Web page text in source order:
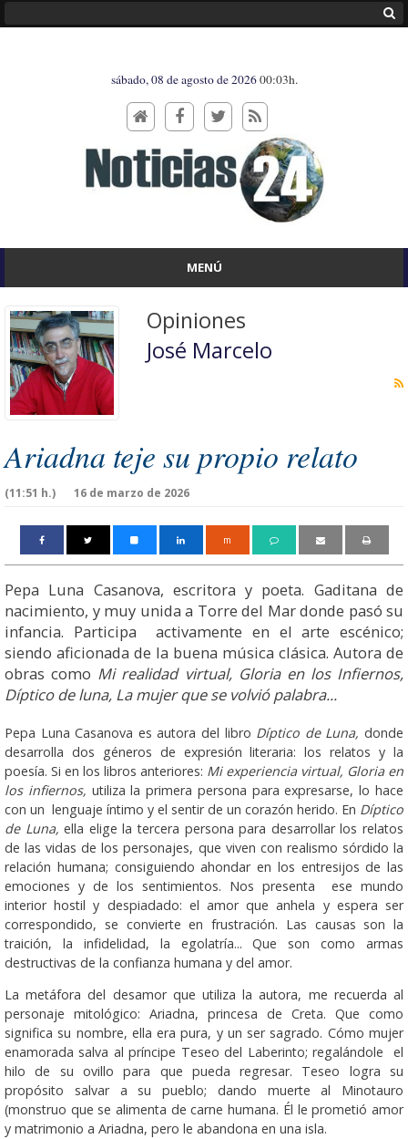
sábado, 08 de agosto de 202600:03h.
MENÚ
Opiniones
José Marcelo
Ariadna teje su propio relato
16 de marzo de 2026
(11:51 h.)
m
Pepa Luna Casanova, escritora y poeta. Gaditana de
nacimiento, y muy unida a Torre del Mar donde pasó su
infancia. Participa activamente en el arte escénico;
siendo aficionada de la buena música clásica. Autora de
obras como Mi realidad virtual, Gloria en los Infiernos,
Díptico de luna, La mujer que se volvió palabra...
Pepa Luna Casanova es autora del libro Díptico de Luna,donde
desarrolla dos géneros de expresión literaria: los relatos y la
poesía. Si en los libros anteriores: Mi experiencia virtual, Gloria en
los infiernos, utiliza la primera persona para expresarse, lo hace
con un lenguaje íntimo y el sentir de un corazón herido. En Díptico
de Luna, ella elige la tercera persona para desarrollar los relatos
de las vidas de los personajes, que viven con realismo sórdido la
relación humana; consiguiendo ahondar en los entresijos de las
emociones y de los sentimientos. Nos presenta ese mundo
interior hostil y despiadado: el amor que anhela y espera ser
correspondido, se convierte en frustración. Las causas son la
traición, la infidelidad, la egolatría... Que son como armas
destructivas de la confianza humana y del amor.
La metáfora del desamor que utiliza la autora, me recuerda al
personaje mitológico: Ariadna, princesa de Creta. Que como
significa su nombre, ella era pura, y un ser sagrado. Cómo mujer
enamorada salva al príncipe Teseo del Laberinto; regalándole el
hilo de su ovillo para que pueda regresar. Teseo logra su
propósito salvar a su pueblo; dando muerte al Minotauro
(monstruo que se alimenta de carne humana. Él le prometió amor
y matrimonio a Ariadna, pero le abandona en una isla.